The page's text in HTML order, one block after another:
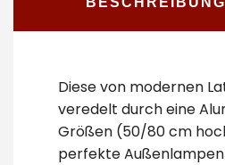
Diese von modernen
veredelt durch eine
Größen (50/80 cm
perfekte